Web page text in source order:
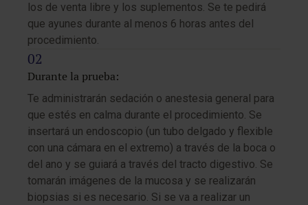
los de venta libre y los suplementos. Se te pedirá
que ayunes durante al menos 6 horas antes del
procedimiento.
Durante la prueba:
Te administrarán sedación o anestesia general para
que estés en calma durante el procedimiento. Se
insertará un endoscopio (un tubo delgado y flexible
con una cámara en el extremo) a través de la boca o
del ano y se guiará a través del tracto digestivo. Se
tomarán imágenes de la mucosa y se realizarán
biopsias si es necesario. Si se va a realizar un